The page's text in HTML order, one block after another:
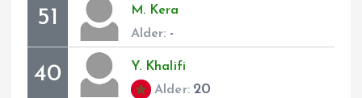
51 M. Kera
Alder: -
40 Y. Khalifi
Alder: 20